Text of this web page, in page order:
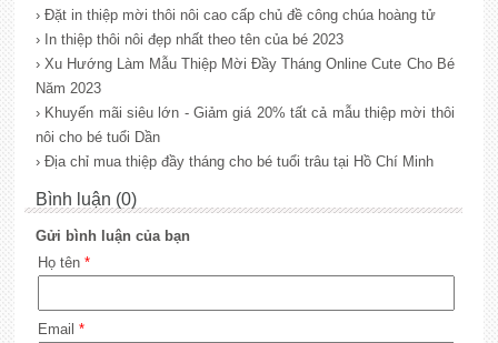
› Đặt in thiệp mời thôi nôi cao cấp chủ đề công chúa hoàng tử
› In thiệp thôi nôi đẹp nhất theo tên của bé 2023
› Xu Hướng Làm Mẫu Thiệp Mời Đầy Tháng Online Cute Cho Bé
Năm 2023
› Khuyến mãi siêu lớn - Giảm giá 20% tất cả mẫu thiệp mời thôi
nôi cho bé tuổi Dần
› Địa chỉ mua thiệp đầy tháng cho bé tuổi trâu tại Hồ Chí Minh
Bình luận (0)
Gửi bình luận của bạn
Họ tên *
Email *